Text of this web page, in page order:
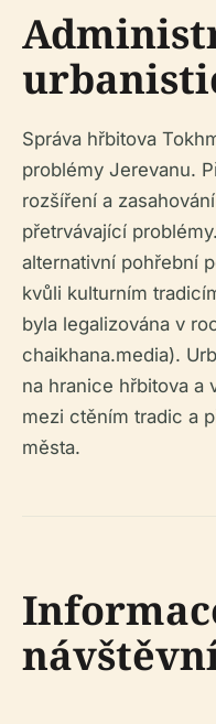
Správa hřbitova
problémy Jerevanu.
rozšíření a
přetrvávající
alternativní pohřební
kvůli kulturním
byla legalizována v
chaikhana.media).
na hranice hřbitova a
mezi ctěním tradic a
města.